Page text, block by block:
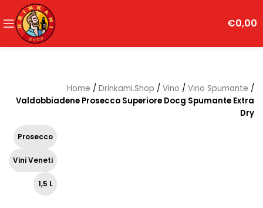
€0,00
Home / Drinkami.Shop / Vino / Vino Spumante /
Valdobbiadene Prosecco Superiore Docg Spumante Extra
Dry
Prosecco
Vini Veneti
1,5 L